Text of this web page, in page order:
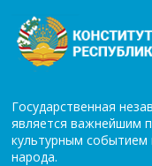
Государственная
является важнейшим
культурным событием
народа.